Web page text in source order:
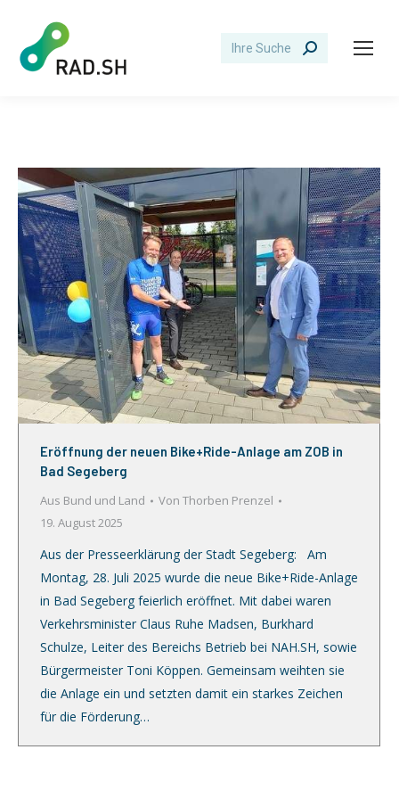
Search:
Eröffnung der neuen Bike+Ride-Anlage am ZOB in
Bad Segeberg
Aus Bund und Land
Von Thorben Prenzel
19. August 2025
Aus der Presseerklärung der Stadt Segeberg: Am
Montag, 28. Juli 2025 wurde die neue Bike+Ride-Anlage
in Bad Segeberg feierlich eröffnet. Mit dabei waren
Verkehrsminister Claus Ruhe Madsen, Burkhard
Schulze, Leiter des Bereichs Betrieb bei NAH.SH, sowie
Bürgermeister Toni Köppen. Gemeinsam weihten sie
die Anlage ein und setzten damit ein starkes Zeichen
für die Förderung…